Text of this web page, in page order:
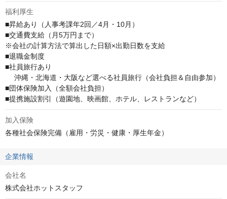
福利厚生
■昇給あり（人事考課年2回／4月・10月）
■交通費支給（月5万円まで）
※会社の計算方法で算出した日額×出勤日数を支給
■退職金制度
■社員旅行あり
沖縄・北海道・大阪など選べる社員旅行（会社負担＆自由参加）
■団体保険加入（全額会社負担）
■提携施設割引（遊園地、映画館、ホテル、レストランなど）
加入保険
各種社会保険完備（雇用・労災・健康・厚生年金）
企業情報
会社名
株式会社ホットスタッフ